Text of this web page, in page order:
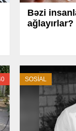
Bəzi
ağlayırlar?
SOSİAL